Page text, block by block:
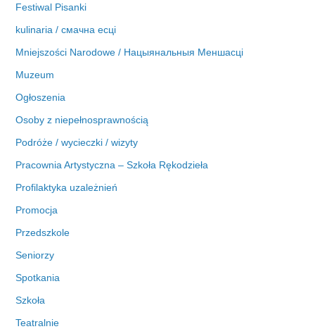
Festiwal Pisanki
kulinaria / смачна есці
Mniejszości Narodowe / Нацыянальныя Меншасці
Muzeum
Ogłoszenia
Osoby z niepełnosprawnością
Podróże / wycieczki / wizyty
Pracownia Artystyczna – Szkoła Rękodzieła
Profilaktyka uzależnień
Promocja
Przedszkole
Seniorzy
Spotkania
Szkoła
Teatralnie